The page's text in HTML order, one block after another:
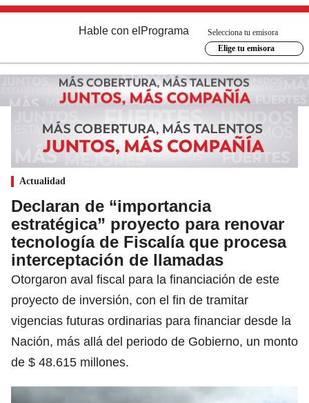
Hable con el Programa
Selecciona tu emisora
Elige tu emisora
Actualidad
Declaran de “importancia
estratégica” proyecto para renovar
tecnología de Fiscalía que procesa
interceptación de llamadas
Otorgaron aval fiscal para la financiación de este
proyecto de inversión, con el fin de tramitar
vigencias futuras ordinarias para financiar desde la
Nación, más allá del periodo de Gobierno, un monto
de $ 48.615 millones.